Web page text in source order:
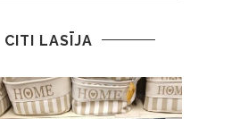
CITI LASĪJA